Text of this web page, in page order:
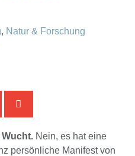
, Natur & Forschung
Nein, es hat eine
persönliche Manifest von